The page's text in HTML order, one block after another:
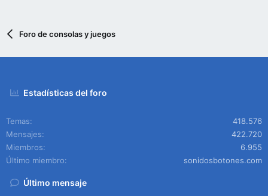
Foro de consolas y juegos
Estadísticas del foro
Temas
418.576
Mensajes
422.720
Miembros
6.955
Último miembro
sonidosbotones.com
Último mensaje